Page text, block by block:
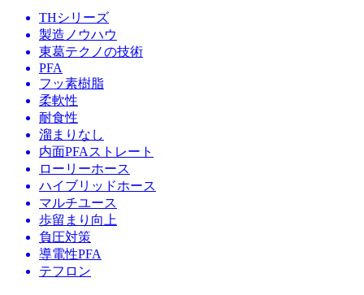
THシリーズ
製造ノウハウ
東葛テクノの技術
PFA
フッ素樹脂
柔軟性
耐食性
溜まりなし
内面PFAストレート
ローリーホース
ハイブリッドホース
マルチユース
歩留まり向上
負圧対策
導電性PFA
テフロン